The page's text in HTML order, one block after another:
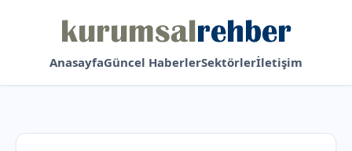
AnasayfaGüncel HaberlerSektörlerİletişim